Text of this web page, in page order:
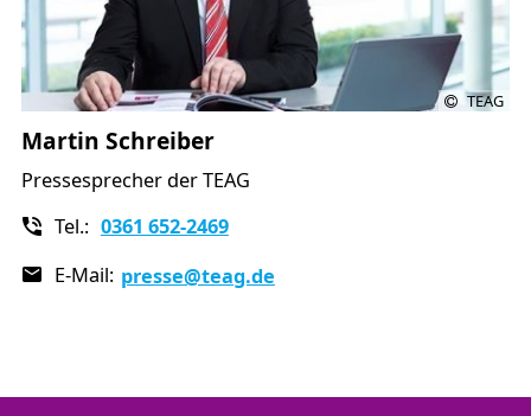
TEAG
Martin Schreiber
Pressesprecher der TEAG
Tel.: 0361 652-2469
E-Mail: presse@teag.de